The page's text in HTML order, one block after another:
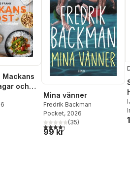
Mackans
och
Mina vänner
Fredrik Backman
Pocket, 2026
4,3utav 5 stjärnor. Totalt antal
(35)
99 kr